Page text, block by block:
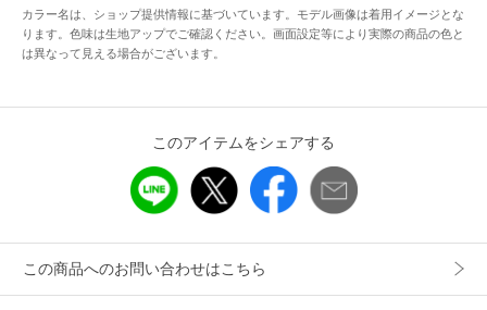
配送料
送料無料
商品コード SJKBACPIGIA566
レディース
アウター ダウンジャケット・ベスト
ザー20％
カラー名は、ショップ提供情報に基づいています。モデル画像は着用イメージとな
ります。色味は生地アップでご確認ください。画面設定等により実際の商品の色と
は異なって見える場合がございます。
このアイテムをシェアする
この商品へのお問い合わせはこちら